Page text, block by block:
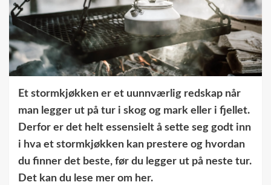
Et stormkjøkken er et uunnværlig redskap når
man legger ut på tur i skog og mark eller i fjellet.
Derfor er det helt essensielt å sette seg godt inn
i hva et stormkjøkken kan prestere og hvordan
du finner det beste, før du legger ut på neste tur.
Det kan du lese mer om her.